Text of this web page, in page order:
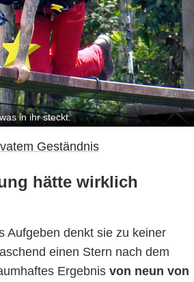
in ihr steckt.
Geständnis
hätte wirklich
Aufgeben denkt sie zu keiner
einen Stern nach dem
Ergebnis von neun von